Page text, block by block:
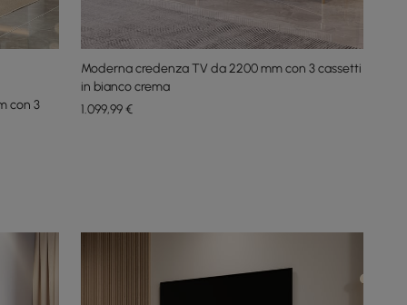
con 3
Moderna credenza TV da 2200 mm con 3 cassetti
in bianco crema
1.099,99€